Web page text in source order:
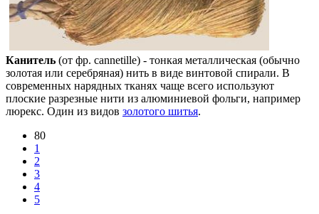
Канитель (от фр. cannetille) - тонкая металлическая (обычно
золотая или серебряная) нить в виде винтовой спирали. В
современных нарядных тканях чаще всего используют
плоские разрезные нити из алюминиевой фольги, например
люрекс. Один из видов золотого шитья.
80
1
2
3
4
5